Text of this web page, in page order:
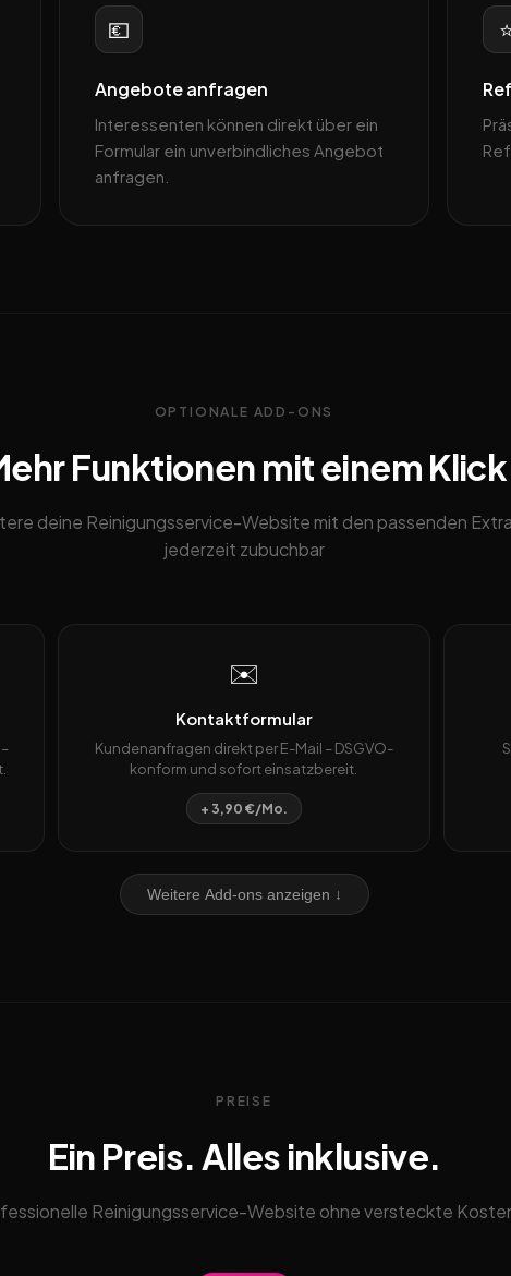
💶
Angebote anfragen
Interessenten können direkt über ein
Formular ein unverbindliches Angebot
anfragen.
OPTIONALE ADD-ONS
Funktionen mit einem Klick
deine Reinigungsservice-Website mit den passenden
jederzeit zubuchbar
✉️
Kontaktformular
Kundenanfragen direkt per E-Mail – DSGVO-
konform und sofort einsatzbereit.
+ 3,90 €/Mo.
Weitere Add-ons anzeigen ↓
PREISE
Ein Preis. Alles inklusive.
Reinigungsservice-Website ohne versteckte